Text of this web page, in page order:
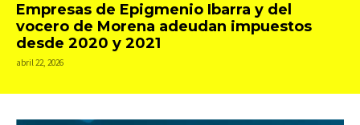
Empresas de Epigmenio Ibarra y del
vocero de Morena adeudan impuestos
desde 2020 y 2021
abril 22, 2026